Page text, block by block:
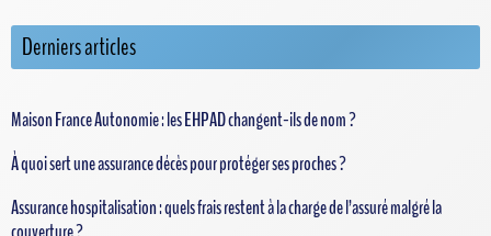
Derniers articles
Maison France Autonomie : les EHPAD changent-ils de nom ?
À quoi sert une assurance décès pour protéger ses proches ?
Assurance hospitalisation : quels frais restent à la charge de l’assuré malgré la